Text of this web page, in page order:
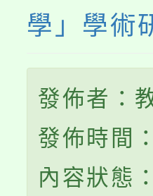
學」學術
發佈者：
發佈時間
內容狀態